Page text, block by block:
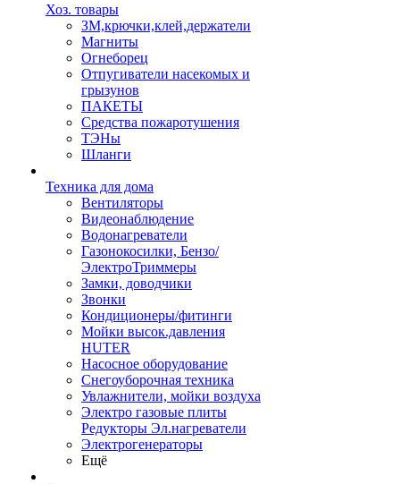
Хоз. товары
ЗМ,крючки,клей,держатели
Магниты
Огнеборец
Отпугиватели насекомых и
грызунов
ПАКЕТЫ
Средства пожаротушения
ТЭНы
Шланги
Техника для дома
Вентиляторы
Видеонаблюдение
Водонагреватели
Газонокосилки, Бензо/
ЭлектроТриммеры
Замки, доводчики
Звонки
Кондиционеры/фитинги
Мойки высок.давления
HUTER
Насосное оборудование
Снегоуборочная техника
Увлажнители, мойки воздуха
Электро газовые плиты
Редукторы Эл.нагреватели
Электрогенераторы
Ещё